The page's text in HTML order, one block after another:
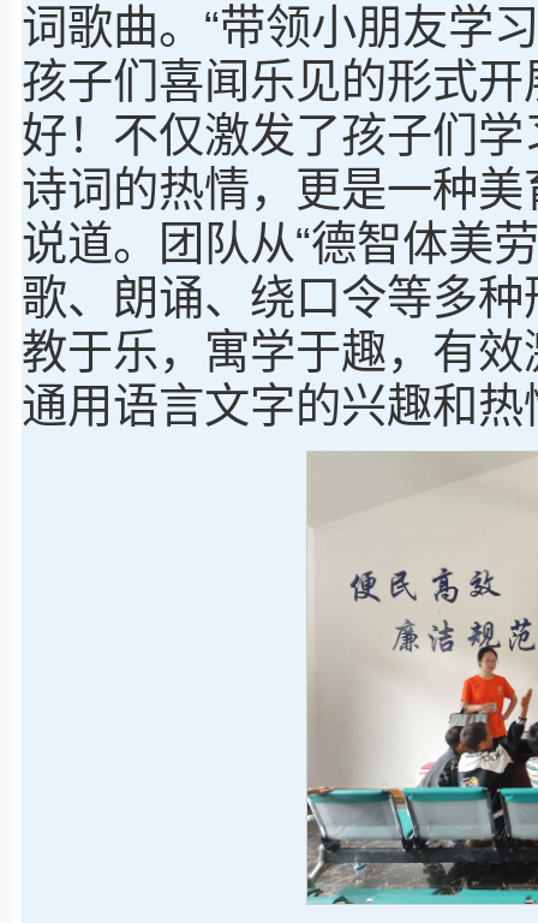
词歌曲。“带领小朋友学
孩子们喜闻乐见的形式
好！不仅激发了孩子们
诗词的热情，更是一种
说道。团队从“德智体美
歌、朗诵、绕口令等多
教于乐，寓学于趣，有
通用语言文字的兴趣和热